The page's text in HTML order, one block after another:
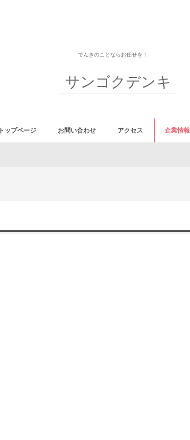
サンゴクデンキ
でんきのことならお任せを！
トップページ お問い合わせ アクセス 企業情報